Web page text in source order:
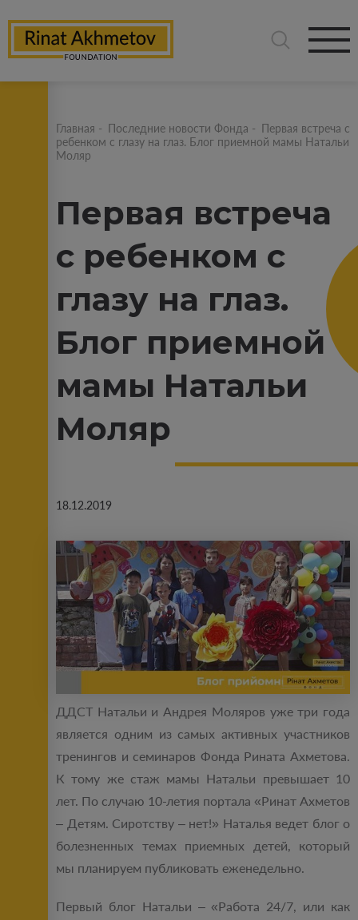
Главная - Последние новости Фонда - Первая встреча с
ребенком с глазу на глаз. Блог приемной мамы Натальи
Моляр
Первая встреча
с ребенком с
глазу на глаз.
Блог приемной
мамы Натальи
Моляр
18.12.2019
ДДСТ Натальи и Андрея Моляров уже три года
является одним из самых активных участников
тренингов и семинаров Фонда Рината Ахметова.
К тому же стаж мамы Натальи превышает 10
лет. По случаю 10-летия портала «Ринат Ахметов
– Детям. Сиротству – нет!» Наталья ведет блог о
болезненных темах приемных детей, который
мы планируем публиковать еженедельно.
Первый блог Натальи – «Работа 24/7, или как